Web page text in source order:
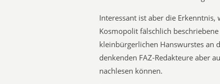
Interessant ist aber die
Kosmopolit fälschlich
kleinbürgerlichen Hanswurstes an
denkenden FAZ-Redakteure aber
nachlesen können.